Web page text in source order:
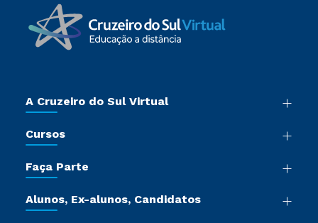
A Cruzeiro do Sul Virtual
Sala de Imprensa
Certificadoras
Jornada do Aluno
Cursos
Pós-graduação
Cursos Livres
Faça Parte
Vestibular Redação
Alunos, Ex-alunos, Candidatos